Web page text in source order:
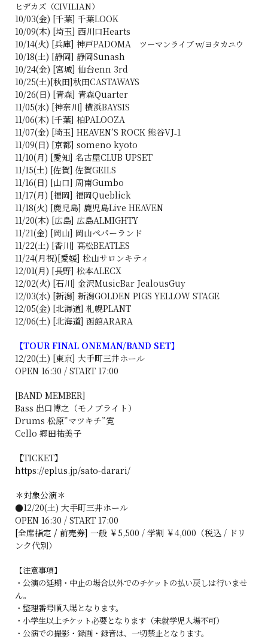
ヒデカズ（CIVILIAN）
10/03(金) [千葉] 千葉LOOK
10/09(木) [埼玉] 西川口Hearts
10/14(火) [兵庫] 神戸PADOMA ツーマンライブ w/ヨタカユウ
10/18(土) [静岡] 静岡Sunash
10/24(金) [宮城] 仙台enn 3rd
10/25(土)[秋田]秋田CASTAWAYS
10/26(日) [青森] 青森Quarter
11/05(水) [神奈川] 横浜BAYSIS
11/06(木) [千葉] 柏PALOOZA
11/07(金) [埼玉] HEAVEN’S ROCK 熊谷VJ₋1
11/09(日) [京都] someno kyoto
11/10(月) [愛知] 名古屋CLUB UPSET
11/15(土) [佐賀] 佐賀GEILS
11/16(日) [山口] 周南Gumbo
11/17(月) [福岡] 福岡Queblick
11/18(火) [鹿児島] 鹿児島Live HEAVEN
11/20(木) [広島] 広島ALMIGHTY
11/21(金) [岡山] 岡山ペパーランド
11/22(土) [香川] 高松BEATLES
11/24(月祝)[愛媛] 松山サロンキティ
12/01(月) [長野] 松本ALECX
12/02(火) [石川] 金沢MusicBar JealousGuy
12/03(水) [新潟] 新潟GOLDEN PIGS YELLOW STAGE
12/05(金) [北海道] 札幌PLANT
12/06(土) [北海道] 函館ARARA
【TOUR FINAL ONEMAN/BAND SET】
12/20(土) [東京] 大手町三井ホール
OPEN 16:30 / START 17:00
[BAND MEMBER]
Bass 出口博之（モノブライト）
Drums 松原”マツキチ”寛
Cello 郷田祐美子
【TICKET】
https://eplus.jp/sato-darari/
＊対象公演＊
●12/20(土) 大手町三井ホール
OPEN 16:30 / START 17:00
[全席指定 / 前売券] 一般 ￥5,500 / 学割 ￥4,000（税込 / ドリ
ンク代別）
【注意事項】
・公演の延期・中止の場合以外でのチケットの払い戻しは行いませ
ん。
・整理番号順入場となります。
・小学生以上チケット必要となります（未就学児入場不可）
・公演での撮影・録画・録音は、一切禁止となります。